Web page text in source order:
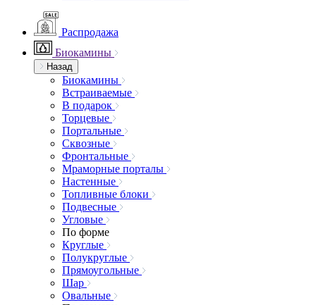
Распродажа
Биокамины
Назад
Биокамины
Встраиваемые
В подарок
Торцевые
Портальные
Сквозные
Фронтальные
Мраморные порталы
Настенные
Топливные блоки
Подвесные
Угловые
По форме
Круглые
Полукруглые
Прямоугольные
Шар
Овальные